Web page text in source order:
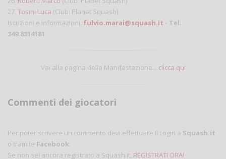
27. Tosini Luca (Club: Planet Squash)
Iscrizioni e informazioni: fulvio.marai@squash.it - Tel.
349.8314181
Vai alla pagina della Manifestazione... clicca qui
Commenti dei giocatori
Per poter scrivere un commento devi effettuare il Login a Squash.it
o tramite Facebook.
Se non sei ancora registrato a Squash.it, REGISTRATI ORA!